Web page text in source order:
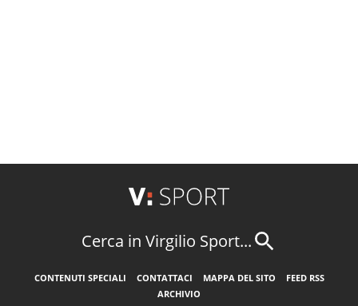
Cerca in Virgilio Sport...
CONTENUTI SPECIALI CONTATTACI MAPPA DEL SITO
FEED RSS
ARCHIVIO